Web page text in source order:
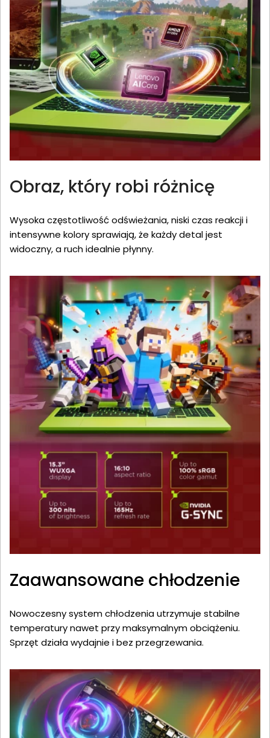
Obraz, który robi różnicę
Wysoka częstotliwość odświeżania, niski czas reakcji i
intensywne kolory sprawiają, że każdy detal jest
widoczny, a ruch idealnie płynny.
Zaawansowane chłodzenie
Nowoczesny system chłodzenia utrzymuje stabilne
temperatury nawet przy maksymalnym obciążeniu.
Sprzęt działa wydajnie i bez przegrzewania.